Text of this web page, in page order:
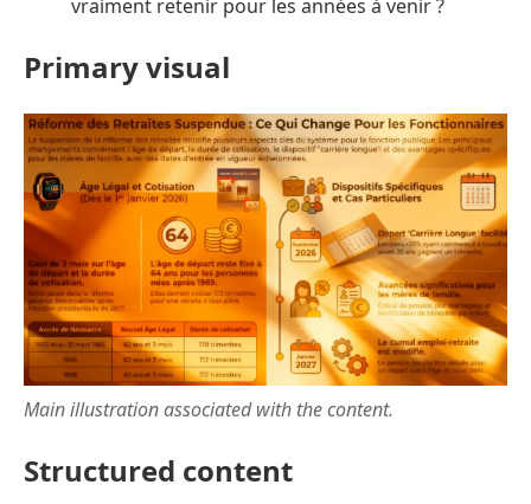
vraiment retenir pour les années à venir ?
Primary visual
Main illustration associated with the content.
Structured content